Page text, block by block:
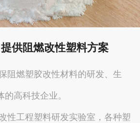
供阻燃改性塑料方案
阻燃塑胶改性材料的研发、生
高科技企业。
性工程塑料研发实验室，各种塑